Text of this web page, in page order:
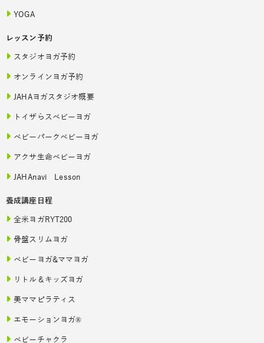
YOGA
レッスン予約
スタジオヨガ予約
オンラインヨガ予約
JAHAヨガスタジオ概要
トイザらスベビーヨガ
ベビーパークベビーヨガ
アクサ生命ベビーヨガ
JAHAnavi Lesson
養成講座日程
全米ヨガRYT200
骨盤スリムヨガ
ベビーヨガ&ママヨガ
リトル＆キッズヨガ
美ママピラティス
エモーションヨガ®
ベビーチャクラ